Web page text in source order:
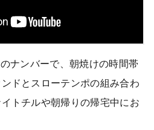
ナンバーで、朝焼けの時間帯
ドとスローテンポの組み合わ
トチルや朝帰りの帰宅中にお